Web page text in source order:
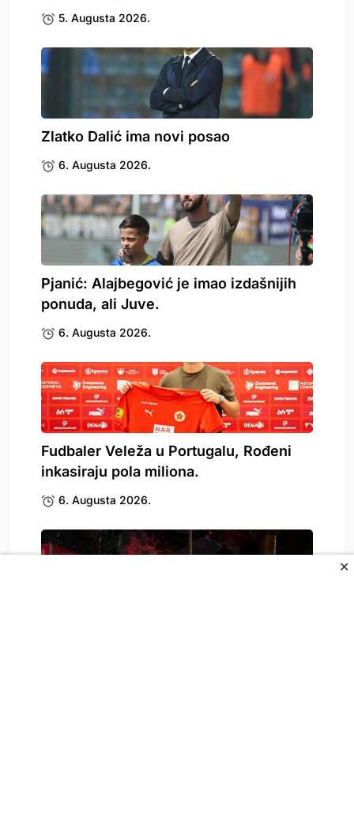
✕
5. Augusta 2026.
Zlatko Dalić ima novi posao
6. Augusta 2026.
Pjanić: Alajbegović je imao izdašnijih
ponuda, ali Juve.
6. Augusta 2026.
Fudbaler Veleža u Portugalu, Rođeni
inkasiraju pola miliona.
6. Augusta 2026.